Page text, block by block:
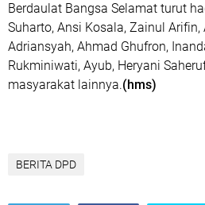
Berdaulat Bangsa Selamat turut
Suharto, Ansi Kosala, Zainul
Adriansyah, Ahmad Ghufron,
Rukminiwati, Ayub, Heryani
masyarakat lainnya.(hms)
BERITA DPD